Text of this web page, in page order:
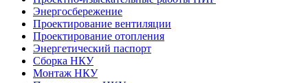
Энергосбережение
Проектирование вентиляции
Проектирование отопления
Энергетический паспорт
Сборка НКУ
Монтаж НКУ